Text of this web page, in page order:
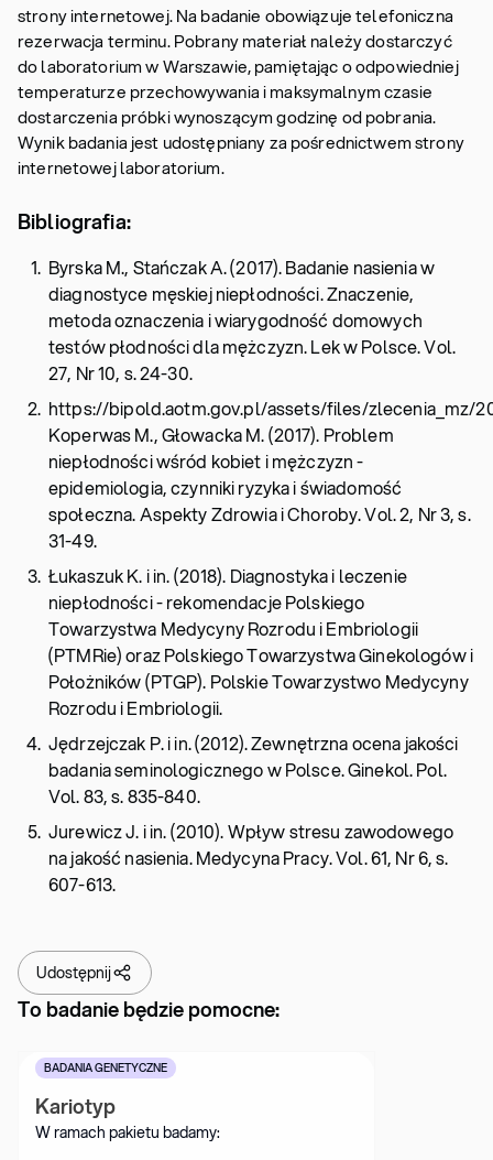
strony internetowej. Na badanie obowiązuje telefoniczna
rezerwacja terminu. Pobrany materiał należy dostarczyć
do laboratorium w Warszawie, pamiętając o odpowiedniej
temperaturze przechowywania i maksymalnym czasie
dostarczenia próbki wynoszącym godzinę od pobrania.
Wynik badania jest udostępniany za pośrednictwem strony
internetowej laboratorium.
Bibliografia:
Byrska M., Stańczak A. (2017). Badanie nasienia w
diagnostyce męskiej niepłodności. Znaczenie,
metoda oznaczenia i wiarygodność domowych
testów płodności dla mężczyzn. Lek w Polsce. Vol.
27, Nr 10, s. 24-30.
https://bipold.aotm.gov.pl/assets/files/zlecenia_mz/
Koperwas M., Głowacka M. (2017). Problem
niepłodności wśród kobiet i mężczyzn -
epidemiologia, czynniki ryzyka i świadomość
społeczna. Aspekty Zdrowia i Choroby. Vol. 2, Nr 3, s.
31-49.
Łukaszuk K. i in. (2018). Diagnostyka i leczenie
niepłodności - rekomendacje Polskiego
Towarzystwa Medycyny Rozrodu i Embriologii
(PTMRie) oraz Polskiego Towarzystwa Ginekologów i
Położników (PTGP). Polskie Towarzystwo Medycyny
Rozrodu i Embriologii.
Jędrzejczak P. i in. (2012). Zewnętrzna ocena jakości
badania seminologicznego w Polsce. Ginekol. Pol.
Vol. 83, s. 835-840.
Jurewicz J. i in. (2010). Wpływ stresu zawodowego
na jakość nasienia. Medycyna Pracy. Vol. 61, Nr 6, s.
607-613.
Udostępnij
To badanie będzie pomocne:
BADANIA GENETYCZNE
Kariotyp
W ramach pakietu badamy: